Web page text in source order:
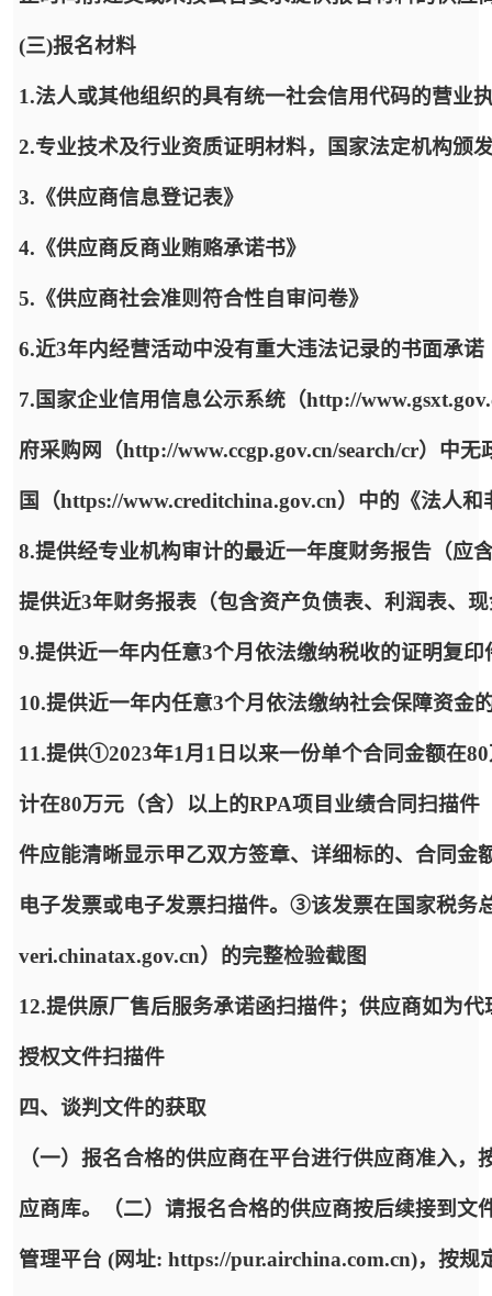
(三)报名材料
1.法人或其他组织的具有统一社会信用代码的营业
2.专业技术及行业资质证明材料，国家法定机构颁
3.《供应商信息登记表》
4.《供应商反商业贿赂承诺书》
5.《供应商社会准则符合性自审问卷》
6.近3年内经营活动中没有重大违法记录的书面承诺
7.国家企业信用信息公示系统（http://
府采购网（http://www.ccgp.gov.cn/search/cr）中
国（https://www.creditchina.gov.cn）中的《法人
8.提供经专业机构审计的最近一年度财务报告（应
提供近3年财务报表（包含资产负债表、利润表、
9.提供近一年内任意3个月依法缴纳税收的证明复
10.提供近一年内任意3个月依法缴纳社会保障资金
11.提供①2023年1月1日以来一份单个合同金额在
计在80万元（含）以上的RPA项目业绩合同扫描
件应能清晰显示甲乙双方签章、详细标的、合同
电子发票或电子发票扫描件。③该发票在国家税务
veri.chinatax.gov.cn）的完整检验截图
12.提供原厂售后服务承诺函扫描件；供应商如为
授权文件扫描件
四、谈判文件的获取
（一）报名合格的供应商在平台进行供应商准入
应商库。（二）请报名合格的供应商按后续接到
管理平台 (网址: https://pur.airchina.com.cn)，按